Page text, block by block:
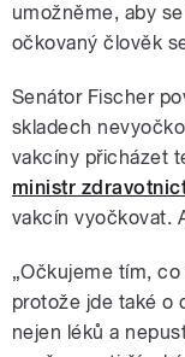
umožněme, aby
očkovaný člověk
Senátor Fischer
skladech
vakcíny přicházet
ministr
vakcín vyočkovat.
„Očkujeme tím,
protože jde také o
nejen léků a